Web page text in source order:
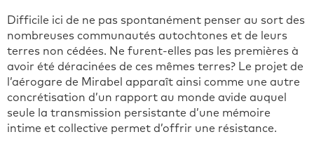
Difficile ici de ne pas spontanément penser au sort des
nombreuses communautés autochtones et de leurs
terres non cédées. Ne furent-elles pas les premières à
avoir été déracinées de ces mêmes terres? Le projet de
l’aérogare de Mirabel apparaît ainsi comme une autre
concrétisation d’un rapport au monde avide auquel
seule la transmission persistante d’une mémoire
intime et collective permet d’offrir une résistance.